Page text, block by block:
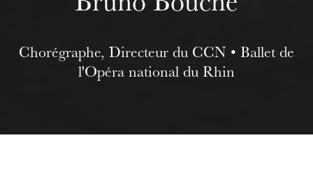
Chorégraphe, Directeur du CCN • Ballet de
l'Opéra national du Rhin